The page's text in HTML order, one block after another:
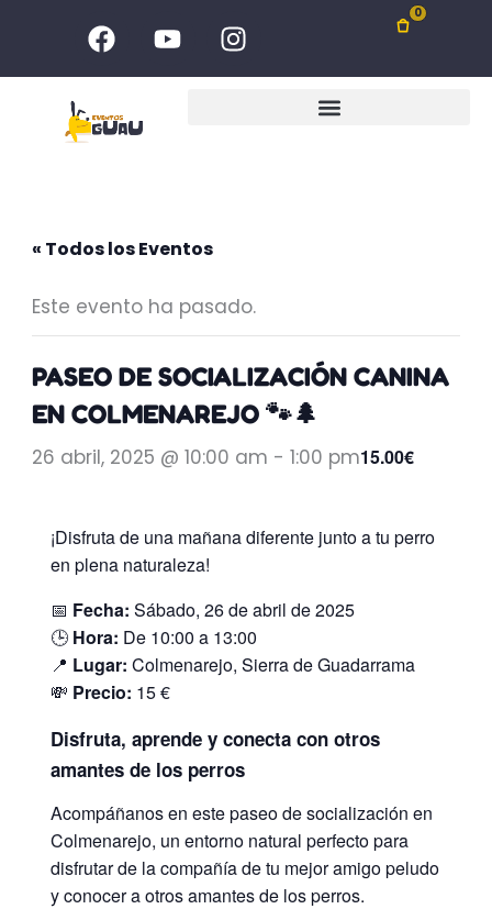
contenido
F
a
c
e
b
Y
o
u
I
n
s
0
« Todos los Eventos
Este evento ha pasado.
PASEO DE SOCIALIZACIÓN CANINA
EN COLMENAREJO 🐾🌲
26 abril, 2025 @ 10:00 am -1:00 pm15.00€
¡Disfruta de una mañana diferente junto a tu perro
en plena naturaleza!
📅 Fecha: Sábado, 26 de abril de 2025
🕒 Hora: De 10:00 a 13:00
📍 Lugar: Colmenarejo, Sierra de Guadarrama
💸 Precio: 15 €
Disfruta, aprende y conecta con otros
amantes de los perros
Acompáñanos en este paseo de socialización en
Colmenarejo, un entorno natural perfecto para
disfrutar de la compañía de tu mejor amigo peludo
y conocer a otros amantes de los perros.